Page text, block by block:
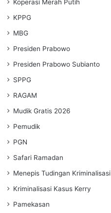
Koperasi Merah Putih
KPPG
MBG
Presiden Prabowo
Presiden Prabowo Subianto
SPPG
RAGAM
Mudik Gratis 2026
Pemudik
PGN
Safari Ramadan
Menepis Tudingan Kriminalisasi
Kriminalisasi Kasus Kerry
Pamekasan